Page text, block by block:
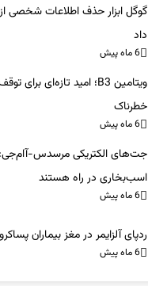
داد
6 ماه پیش
خطرناک
6 ماه پیش
اسب‌بخاری در راه هستند
6 ماه پیش